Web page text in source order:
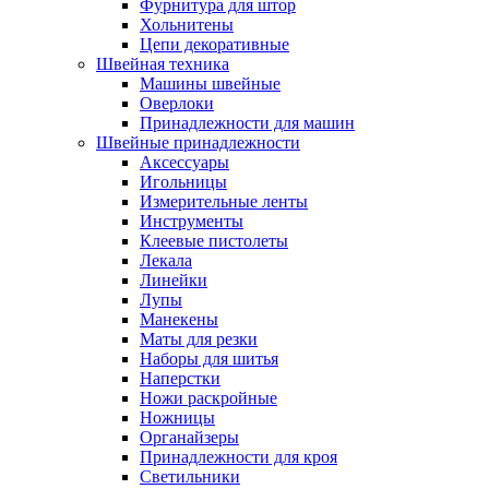
Фурнитура для штор
Хольнитены
Цепи декоративные
Швейная техника
Машины швейные
Оверлоки
Принадлежности для машин
Швейные принадлежности
Аксессуары
Игольницы
Измерительные ленты
Инструменты
Клеевые пистолеты
Лекала
Линейки
Лупы
Манекены
Маты для резки
Наборы для шитья
Наперстки
Ножи раскройные
Ножницы
Органайзеры
Принадлежности для кроя
Светильники